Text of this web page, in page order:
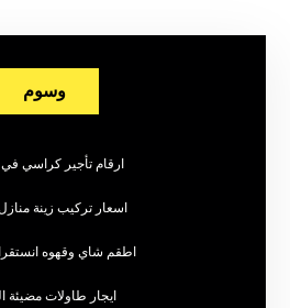
وسوم
ارقام تأجير كراسي
اسعار تركيب زينة
اطقم شاي وقهوه
ايجار طاولات مضيئة